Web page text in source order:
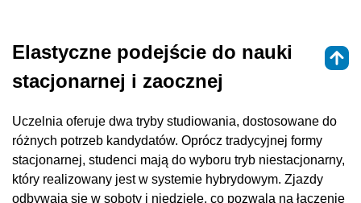
Elastyczne podejście do nauki
stacjonarnej i zaocznej
Uczelnia oferuje dwa tryby studiowania, dostosowane do
różnych potrzeb kandydatów. Oprócz tradycyjnej formy
stacjonarnej, studenci mają do wyboru tryb niestacjonarny,
który realizowany jest w systemie hybrydowym. Zjazdy
odbywają się w soboty i niedziele, co pozwala na łączenie